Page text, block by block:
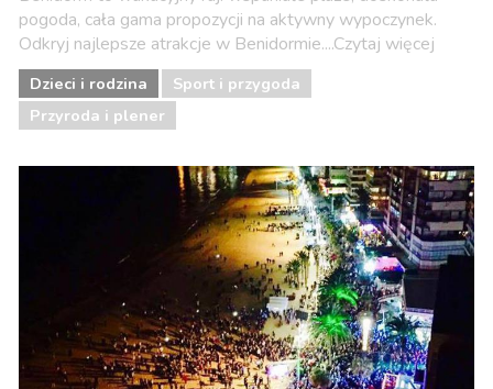
pogoda, cała gama propozycji na aktywny wypoczynek.
Odkryj najlepsze atrakcje w Benidormie....Czytaj więcej
Dzieci i rodzina
Sport i przygoda
Przyroda i plener